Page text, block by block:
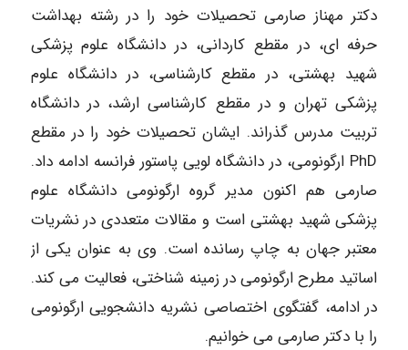
دکتر مهناز صارمی تحصیلات خود را در رشته بهداشت
حرفه ای، در مقطع کاردانی، در دانشگاه علوم پزشکی
شهید بهشتی، در مقطع کارشناسی، در دانشگاه علوم
پزشکی تهران و در مقطع کارشناسی ارشد، در دانشگاه
تربیت مدرس گذراند. ایشان تحصیلات خود را در مقطع
PhD ارگونومی، در دانشگاه لویی پاستور فرانسه ادامه داد.
صارمی هم اکنون مدیر گروه ارگونومی دانشگاه علوم
پزشکی شهید بهشتی است و مقالات متعددی در نشریات
معتبر جهان به چاپ رسانده است. وی به عنوان یکی از
اساتید مطرح ارگونومی در زمینه شناختی، فعالیت می کند.
در ادامه، گفتگوی اختصاصی نشریه دانشجویی ارگونومی
را با دکتر صارمی می خوانیم.